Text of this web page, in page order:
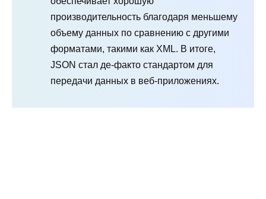
производительность благодаря меньшему
объему данных по сравнению с другими
форматами, такими как XML. В итоге,
JSON стал де-факто стандартом для
передачи данных в веб-приложениях.